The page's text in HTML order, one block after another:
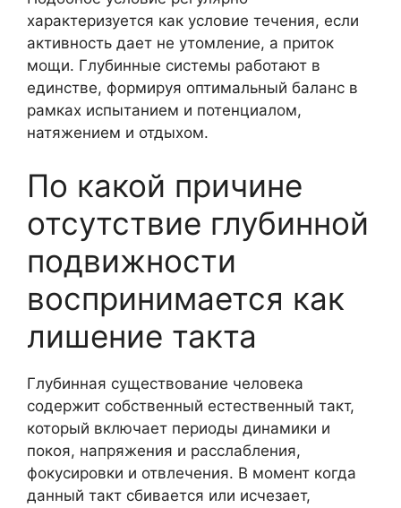
характеризуется как условие течения, если
активность дает не утомление, а приток
мощи. Глубинные системы работают в
единстве, формируя оптимальный баланс в
рамках испытанием и потенциалом,
натяжением и отдыхом.
По какой причине
отсутствие глубинной
подвижности
воспринимается как
лишение такта
Глубинная существование человека
содержит собственный естественный такт,
который включает периоды динамики и
покоя, напряжения и расслабления,
фокусировки и отвлечения. В момент когда
данный такт сбивается или исчезает,